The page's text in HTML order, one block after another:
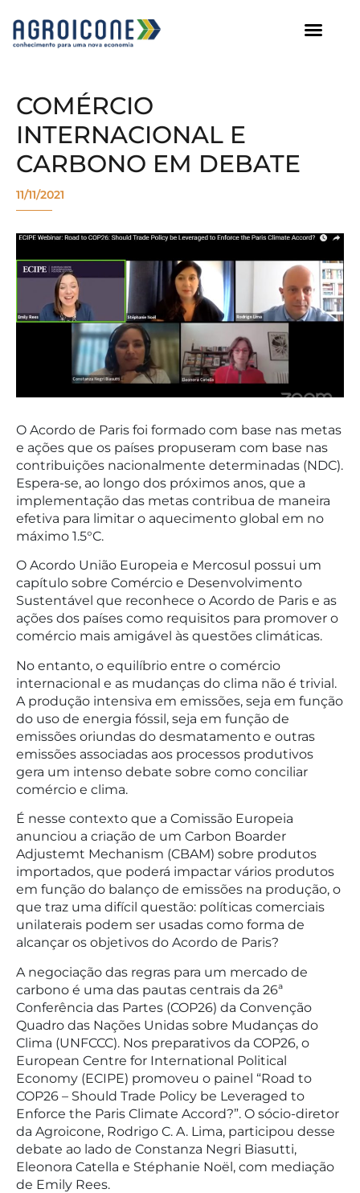
COMÉRCIO
INTERNACIONAL E
CARBONO EM DEBATE
11/11/2021
O Acordo de Paris foi formado com base nas metas
e ações que os países propuseram com base nas
contribuições nacionalmente determinadas (NDC).
Espera-se, ao longo dos próximos anos, que a
implementação das metas contribua de maneira
efetiva para limitar o aquecimento global em no
máximo 1.5°C.
O Acordo União Europeia e Mercosul possui um
capítulo sobre Comércio e Desenvolvimento
Sustentável que reconhece o Acordo de Paris e as
ações dos países como requisitos para promover o
comércio mais amigável às questões climáticas.
No entanto, o equilíbrio entre o comércio
internacional e as mudanças do clima não é trivial.
A produção intensiva em emissões, seja em função
do uso de energia fóssil, seja em função de
emissões oriundas do desmatamento e outras
emissões associadas aos processos produtivos
gera um intenso debate sobre como conciliar
comércio e clima.
É nesse contexto que a Comissão Europeia
anunciou a criação de um Carbon Boarder
Adjustemt Mechanism (CBAM) sobre produtos
importados, que poderá impactar vários produtos
em função do balanço de emissões na produção, o
que traz uma difícil questão: políticas comerciais
unilaterais podem ser usadas como forma de
alcançar os objetivos do Acordo de Paris?
A negociação das regras para um mercado de
carbono é uma das pautas centrais da 26ª
Conferência das Partes (COP26) da Convenção
Quadro das Nações Unidas sobre Mudanças do
Clima (UNFCCC). Nos preparativos da COP26, o
European Centre for International Political
Economy (ECIPE) promoveu o painel “Road to
COP26 – Should Trade Policy be Leveraged to
Enforce the Paris Climate Accord?”. O sócio-diretor
da Agroicone, Rodrigo C. A. Lima, participou desse
debate ao lado de Constanza Negri Biasutti,
Eleonora Catella e Stéphanie Noël, com mediação
de Emily Rees.